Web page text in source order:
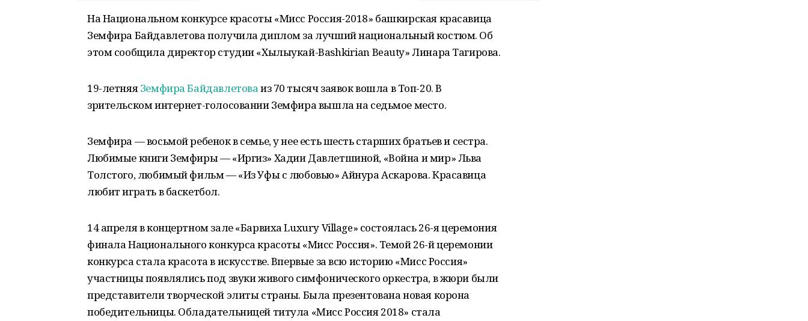
На Национальном конкурсе красоты «Мисс Россия-2018» башкирская красавица
Земфира Байдавлетова получила диплом за лучший национальный костюм. Об
этом сообщила директор студии «Хылыукай-Bashkirian Beauty» Линара Тагирова.
19-летняяЗемфира Байдавлетоваиз 70 тысяч заявок вошла в Топ-20. В
зрительском интернет-голосовании Земфира вышла на седьмое место.
Земфира — восьмой ребенок в семье, у нее есть шесть старших братьев и сестра.
Любимые книги Земфиры — «Иргиз» Хадии Давлетшиной, «Война и мир» Льва
Толстого, любимый фильм — «Из Уфы с любовью» Айнура Аскарова. Красавица
любит играть в баскетбол.
14 апреля в концертном зале «Барвиха Luxury Village» состоялась 26-я церемония
финала Национального конкурса красоты «Мисс Россия». Темой 26-й церемонии
конкурса стала красота в искусстве. Впервые за всю историю «Мисс Россия»
участницы появлялись под звуки живого симфонического оркестра, в жюри были
представители творческой элиты страны. Была презентована новая корона
победительницы. Обладательницей титула «Мисс Россия 2018» стала